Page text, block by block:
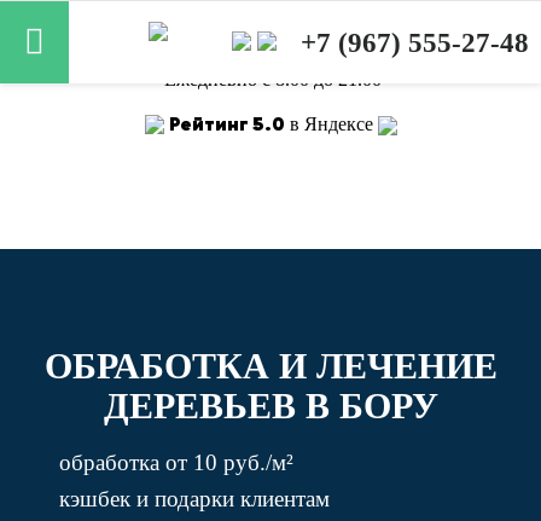
Лицензия Роспотребнадзора от 20.02.2025
Ежедневно с 8.00 до 21.00
Рейтинг 5.0 в Яндексе
+7 (967) 555-27-48
ОБРАБОТКА И ЛЕЧЕНИЕ
ДЕРЕВЬЕВ В БОРУ
обработка от 10 руб./м²
кэшбек и подарки клиентам